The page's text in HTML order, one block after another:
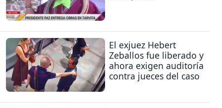
El exjuez Hebert
Zeballos fue liberado y
ahora exigen auditoría
contra jueces del caso